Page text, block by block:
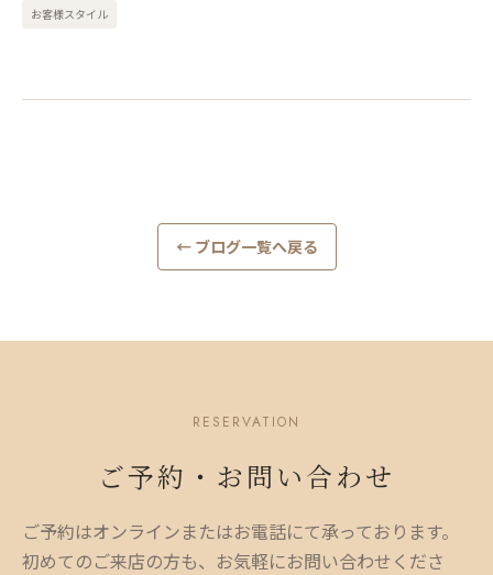
お客様スタイル
← ブログ一覧へ戻る
RESERVATION
ご予約・お問い合わせ
ご予約はオンラインまたはお電話にて承っております。
初めてのご来店の方も、お気軽にお問い合わせくださ